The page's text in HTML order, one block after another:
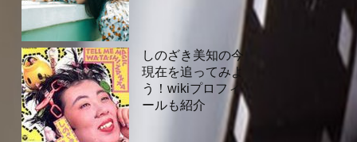
しのざき美知の今
現在を追ってみよ
う！wikiプロフィ
ールも紹介